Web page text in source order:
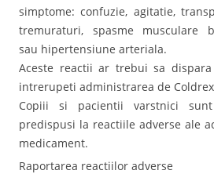
simptome: confuzie, agitatie,
tremuraturi, spasme musculare
sau hipertensiune arteriala.
Aceste reactii ar trebui sa dispara
intrerupeti administrarea de
Copiii si pacientii varstnici
predispusi la reactiile adverse ale
medicament.
Raportarea reactiilor adverse